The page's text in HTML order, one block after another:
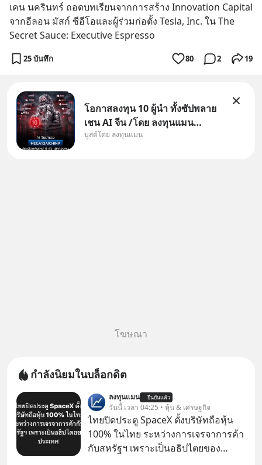
เคน นครินทร์ ถอดบทเรียนจากการสร้าง Innovation Capital
จากอีลอน มัสก์ ซีอีโอและผู้ร่วมก่อตั้ง Tesla, Inc. ใน The
Secret Sauce: Executive Espresso
25 บันทึก 80 2 19
โอกาสลงทุน 10 ผู้นำ ทั้งซัปพลาย
เชน AI จีน /โดย ลงทุนแมน
✅ลงทุนตรง คัด 10 ผู้นำเน้น ๆ ใน
บูสต์โดย ลงทุนแมน
โฆษณา
กำลังนิยมในบล็อกดิต
ลงทุนแมน ยืนยันแล้ว
วันนี้ เวลา 04:25 • หุ้น & เศรษฐกิจ
ไทยปิดประตู SpaceX ตั้งบริษัทถือหุ้น
100% ในไทย ระหว่างการเจรจาการค้า
กับสหรัฐฯ เพราะเป็นอธิปไตยของ